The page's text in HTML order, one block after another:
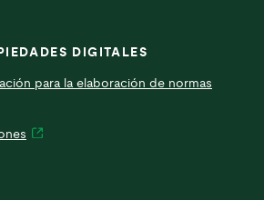
DIGITALES
para la elaboración de normas